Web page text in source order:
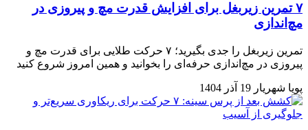
۷ تمرین زیربغل برای افزایش قدرت مچ و پیروزی در
مچ‌اندازی
تمرین زیربغل را جدی بگیرید؛ ۷ حرکت طلایی برای قدرت مچ و
پیروزی در مچ‌اندازی حرفه‌ای را بخوانید و همین امروز شروع کنید
پویا شهریار 19 آذر 1404